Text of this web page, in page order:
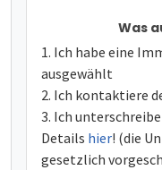
Was
Ich habe eine
ausgewählt
Ich kontaktiere
Ich
Details hier! (die
gesetzlich